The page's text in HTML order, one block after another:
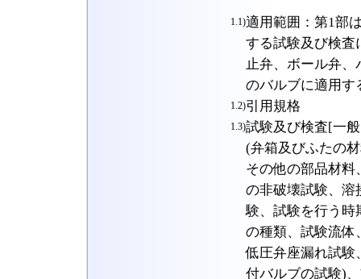
1.1)適用範囲：第1部
する試験及び検査
止弁、ボール弁、
のバルブに適用す
1.2)引用規格
1.3)試験及び検査[一
(弁箱及びふたの
その他の部品材料
の非破壊試験、溶
験、試験を行う時
の種類、試験流体
低圧弁座漏れ試験
付バルブの試験)